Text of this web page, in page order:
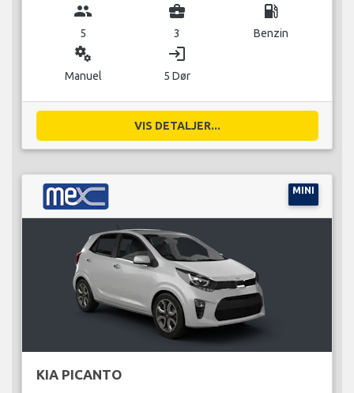
group
5
business_center
3
local_gas_station
Benzin
miscellaneous_services
Manuel
login
5 Dør
VIS DETALJER...
MINI
KIA PICANTO